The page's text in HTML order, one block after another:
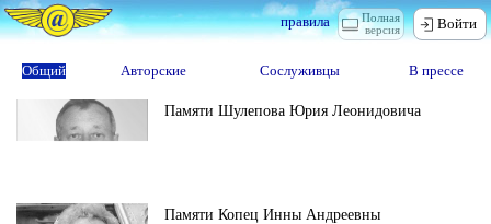
Полная
версия
правила Войти
Общий Авторские Сослуживцы В прессе
Памяти Шулепова Юрия Леонидовича
Памяти Копец Инны Андреевны